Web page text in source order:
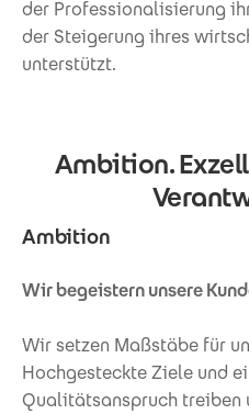
der Professionalisierung
der Steigerung ihres
unterstützt.
Ambition.
Ambition
Wir begeistern unsere
Wir setzen Maßstäbe für
Hochgesteckte Ziele und
Qualitätsanspruch treiben